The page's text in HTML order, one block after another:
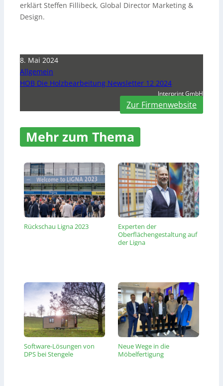
erklärt Steffen Fillibeck, Global Director Marketing &
Design.
8. Mai 2024
Allgemein
HOB Die Holzbearbeitung Newsletter 12 2024
Interprint GmbH
Zur Firmenwebsite
Mehr zum Thema
Rückschau Ligna 2023
Experten der
Oberflächengestaltung auf
der Ligna
Software-Lösungen von
DPS bei Stengele
Neue Wege in die
Möbelfertigung